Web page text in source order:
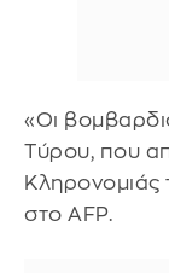
«Οι
Τύρου, που
στο AFP.